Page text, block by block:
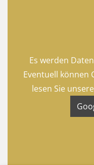
Es werden
Eventuell können
lesen Sie unsere